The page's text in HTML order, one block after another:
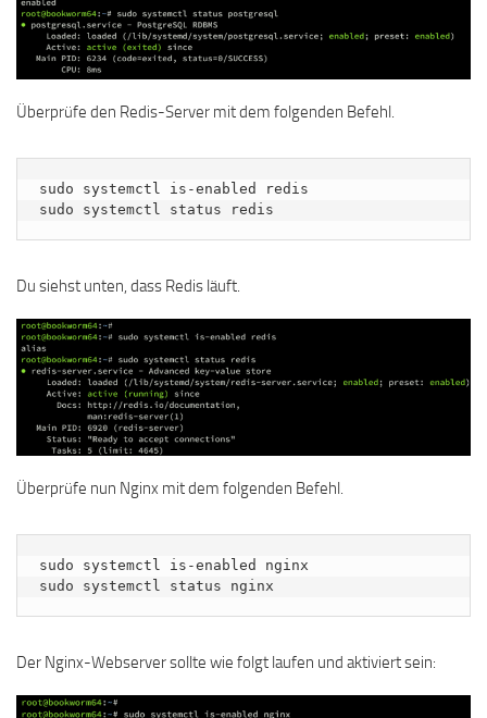
Überprüfe den Redis-Server mit dem folgenden Befehl.
sudo systemctl is-enabled redis
sudo systemctl status redis
Du siehst unten, dass Redis läuft.
Überprüfe nun Nginx mit dem folgenden Befehl.
sudo systemctl is-enabled nginx
sudo systemctl status nginx
Der Nginx-Webserver sollte wie folgt laufen und aktiviert sein: